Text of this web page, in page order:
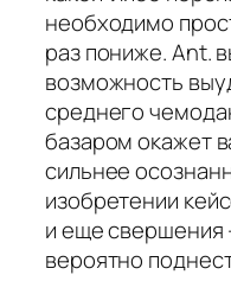
необходимо
раз пониже. Ant.
возможность
среднего
базаром окажет
сильнее
изобретении
и еще свершения
вероятно